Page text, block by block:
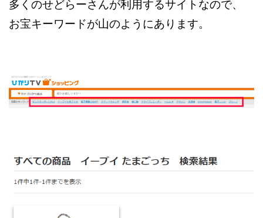
多くのせどらーさんが利用するサイトなので、
お宝キーワードが山のようにあります。